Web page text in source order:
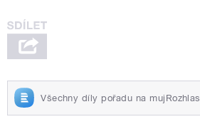
Všechny díly pořadu na mujRozhlas